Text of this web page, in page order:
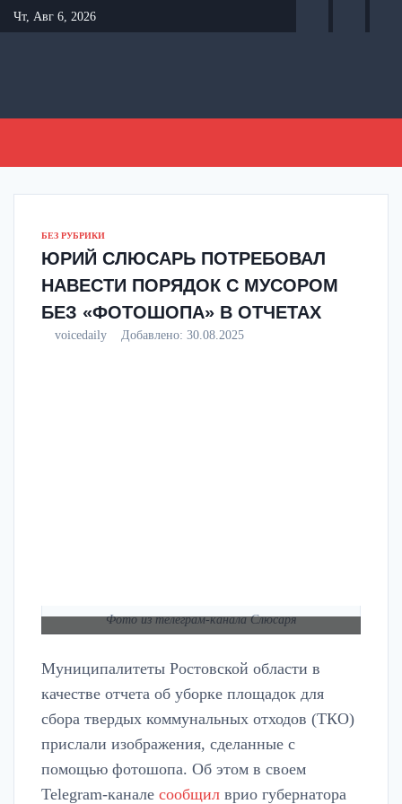
Перейти
к
Чт, Авг 6, 2026
БЕЗ РУБРИКИ
ЮРИЙ СЛЮСАРЬ ПОТРЕБОВАЛ
НАВЕСТИ ПОРЯДОК С МУСОРОМ
БЕЗ «ФОТОШОПА» В ОТЧЕТАХ
voicedaily Добавлено: 30.08.2025
Фото из телеграм-канала Слюсаря
Муниципалитеты Ростовской области в
качестве отчета об уборке площадок для
сбора твердых коммунальных отходов (ТКО)
прислали изображения, сделанные с
помощью фотошопа. Об этом в своем
Telegram-канале сообщил врио губернатора